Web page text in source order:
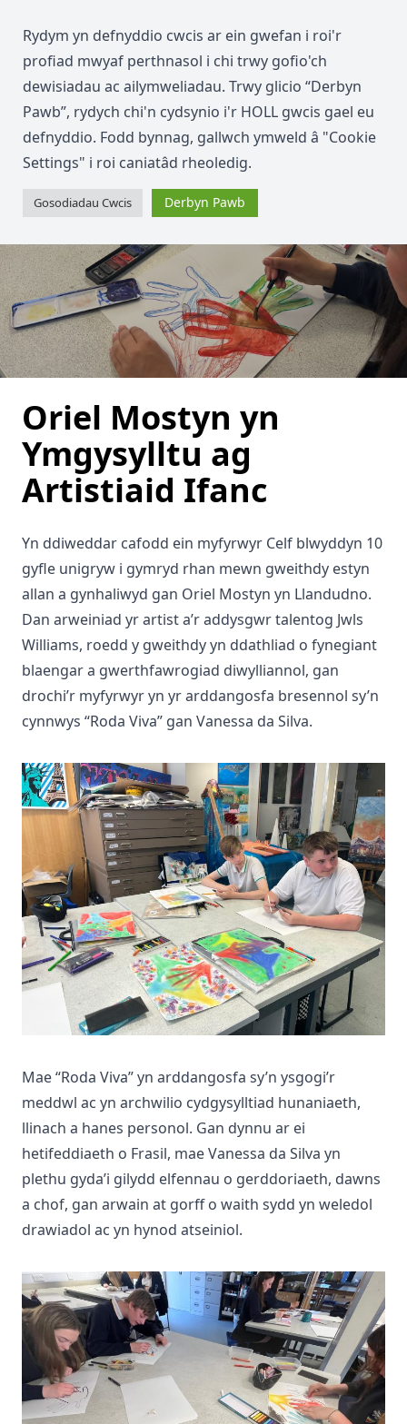
Oriel Mostyn yn
Ymgysylltu ag
Artistiaid Ifanc
Yn ddiweddar cafodd ein myfyrwyr Celf blwyddyn 10
gyfle unigryw i gymryd rhan mewn gweithdy estyn
allan a gynhaliwyd gan Oriel Mostyn yn Llandudno.
Dan arweiniad yr artist a’r addysgwr talentog Jwls
Williams, roedd y gweithdy yn ddathliad o fynegiant
blaengar a gwerthfawrogiad diwylliannol, gan
drochi’r myfyrwyr yn yr arddangosfa bresennol sy’n
cynnwys “Roda Viva” gan Vanessa da Silva.
Mae “Roda Viva” yn arddangosfa sy’n ysgogi’r
meddwl ac yn archwilio cydgysylltiad hunaniaeth,
llinach a hanes personol. Gan dynnu ar ei
hetifeddiaeth o Frasil, mae Vanessa da Silva yn
plethu gyda’i gilydd elfennau o gerddoriaeth, dawns
a chof, gan arwain at gorff o waith sydd yn weledol
drawiadol ac yn hynod atseiniol.
Rydym yn defnyddio cwcis ar ein gwefan i roi'r
profiad mwyaf perthnasol i chi trwy gofio'ch
dewisiadau ac ailymweliadau. Trwy glicio “Derbyn
Pawb”, rydych chi'n cydsynio i'r HOLL gwcis gael eu
defnyddio. Fodd bynnag, gallwch ymweld â "Cookie
Settings" i roi caniatâd rheoledig.
Gosodiadau Cwcis Derbyn Pawb